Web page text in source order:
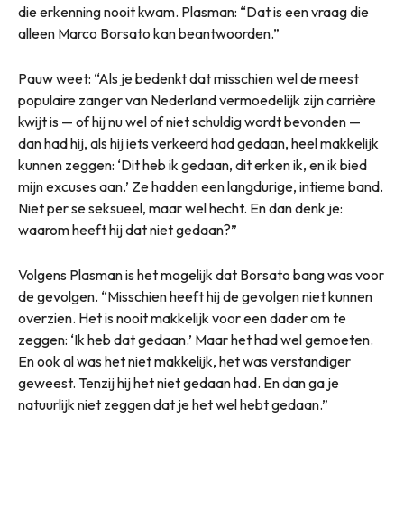
die erkenning nooit kwam. Plasman: “Dat is een vraag die
alleen Marco Borsato kan beantwoorden.”
Pauw weet: “Als je bedenkt dat misschien wel de meest
populaire zanger van Nederland vermoedelijk zijn carrière
kwijt is — of hij nu wel of niet schuldig wordt bevonden —
dan had hij, als hij iets verkeerd had gedaan, heel makkelijk
kunnen zeggen: ‘Dit heb ik gedaan, dit erken ik, en ik bied
mijn excuses aan.’ Ze hadden een langdurige, intieme band.
Niet per se seksueel, maar wel hecht. En dan denk je:
waarom heeft hij dat niet gedaan?”
Volgens Plasman is het mogelijk dat Borsato bang was voor
de gevolgen. “Misschien heeft hij de gevolgen niet kunnen
overzien. Het is nooit makkelijk voor een dader om te
zeggen: ‘Ik heb dat gedaan.’ Maar het had wel gemoeten.
En ook al was het niet makkelijk, het was verstandiger
geweest. Tenzij hij het niet gedaan had. En dan ga je
natuurlijk niet zeggen dat je het wel hebt gedaan.”